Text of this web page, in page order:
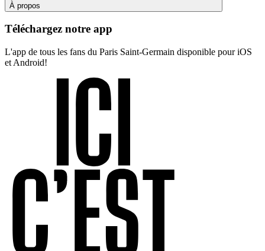
À propos
Téléchargez notre app
L'app de tous les fans du Paris Saint-Germain disponible pour iOS
et Android!